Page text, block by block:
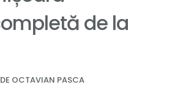
de la
OCTAVIAN PASCA